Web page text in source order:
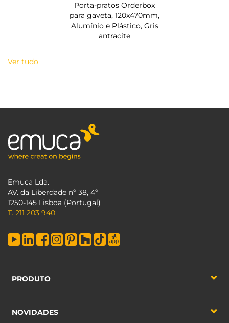
Porta-pratos Orderbox
para gaveta, 120x470mm,
Alumínio e Plástico, Gris
antracite
Ver tudo
Emuca Lda.
AV. da Liberdade nº 38, 4º
1250-145 Lisboa (Portugal)
T. 211 203 940
PRODUTO
NOVIDADES